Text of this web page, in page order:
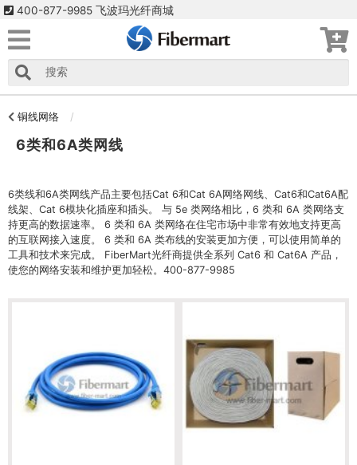
400-877-9985 飞波玛光纤商城
铜线网络
6类和6A类网线
6类线和6A类网线产品主要包括Cat 6和Cat 6A网络网线、Cat6和Cat6A配
线架、Cat 6模块化插座和插头。 与 5e 类网络相比，6 类和 6A 类网络支
持更高的数据速率。 6 类和 6A 类网络在住宅市场中非常有效地支持更高
的互联网接入速度。 6 类和 6A 类布线的安装更加方便，可以使用简单的
工具和技术来完成。 FiberMart光纤商提供全系列 Cat6 和 Cat6A 产品，
使您的网络安装和维护更加轻松。400-877-9985